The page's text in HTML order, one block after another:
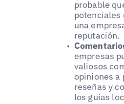
probable
potenciales
una
reputación.
empresas
valiosos
opiniones a
reseñas y
los guías